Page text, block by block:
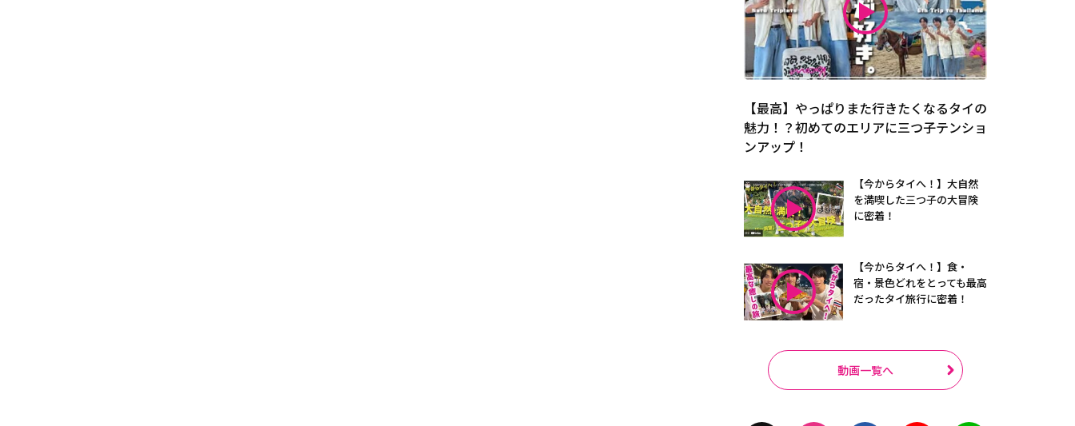
【最高】やっぱりまた行きたくなるタイの
魅力！？初めてのエリアに三つ子テンショ
ンアップ！
【今からタイへ！】大自然
を満喫した三つ子の大冒険
に密着！
【今からタイへ！】食・
宿・景色どれをとっても最高
だったタイ旅行に密着！
動画一覧へ